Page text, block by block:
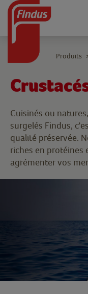
Cuisinés ou
surgelés Findus,
qualité préservée.
riches en protéines
agrémenter vos
Produits